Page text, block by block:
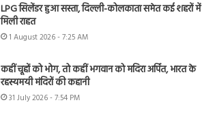
LPG सिलेंडर हुआ सस्ता, दिल्ली-कोलकाता समेत कई शहरों में
मिली राहत
1 August 2026 - 7:25 AM
कहीं चूहों को भोग, तो कहीं भगवान को मदिरा अर्पित, भारत के
रहस्यमयी मंदिरों की कहानी
31 July 2026 - 7:54 PM